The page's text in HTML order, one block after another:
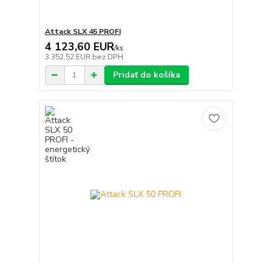
Attack SLX 45 PROFI
4 123,60 EUR/ks
3 352,52 EUR bez DPH
Pridať do košíka